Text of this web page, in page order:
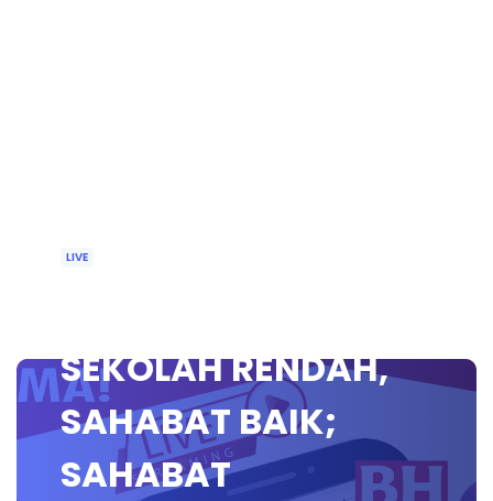
LIVE
SEKOLAH RENDAH,
SAHABAT BAIK;
SAHABAT